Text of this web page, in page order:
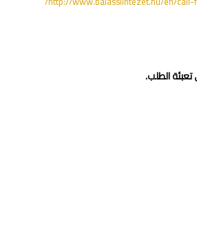
الطلب.